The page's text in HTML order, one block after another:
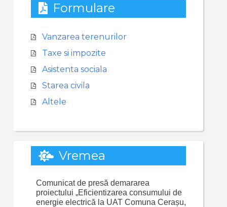
Formulare
Vanzarea terenurilor
Taxe si impozite
Asistenta sociala
Starea civila
Altele
Vremea
Comunicat de presă demararea
proiectului „Eficientizarea consumului de
energie electrică la UAT Comuna Cerașu,